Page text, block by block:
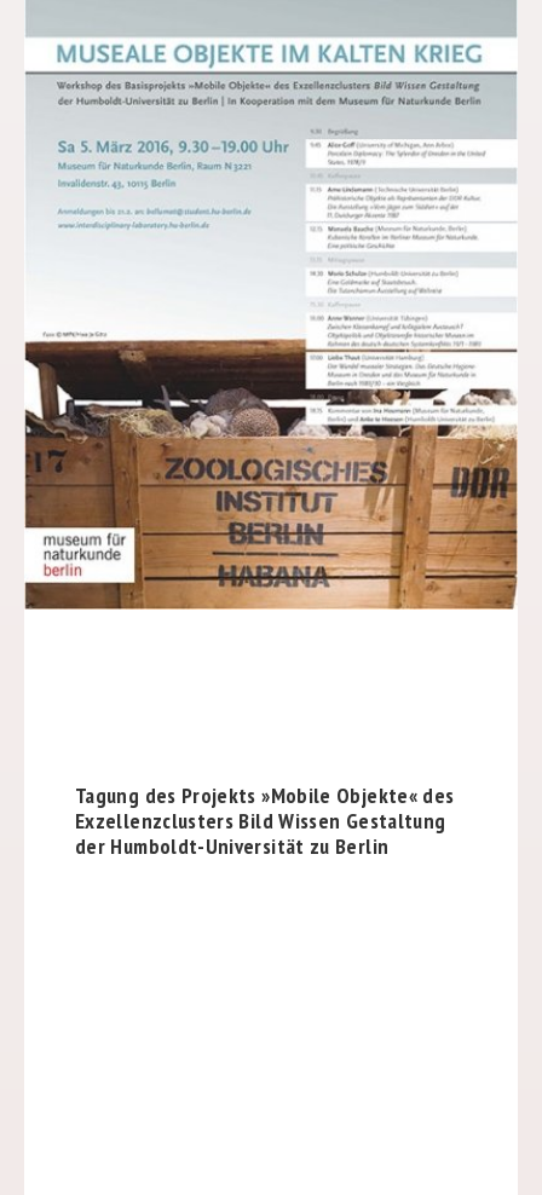
Tagung des Projekts »Mobile Objekte« des
Exzellenzclusters Bild Wissen Gestaltung
der Humboldt-Universität zu Berlin